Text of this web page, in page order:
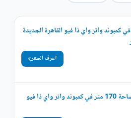
واتر واي ذا فيو القاهرة الجديدة
اعرف السعر
اشتري شقتك بمساحة 170 متر في كمبوند واتر واي ذا فيو